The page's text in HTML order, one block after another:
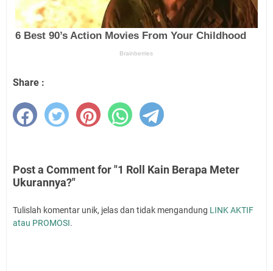
Share :
Post a Comment for "1 Roll Kain Berapa Meter
Ukurannya?"
Tulislah komentar unik, jelas dan tidak mengandung LINK AKTIF
atau PROMOSI.